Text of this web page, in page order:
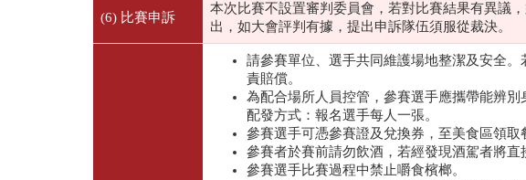
(6) 比賽申訴
本次比賽不設置審判委員會，若對比賽結果有異議
出，如大會評判有據，提出申訴隊伍須服從裁決。
請參賽單位、選手共同維護場地整潔及安全
責賠償。
為配合場所人員控管，參賽選手應攜帶能辨
配發方式：報名選手每人一張。
參賽選手可憑參賽證及兌換券，至美食區領取
參賽者於賽前請勿飲酒，若經發現酒駕者將直
參賽選手比賽過程中禁止嚼食檳榔。